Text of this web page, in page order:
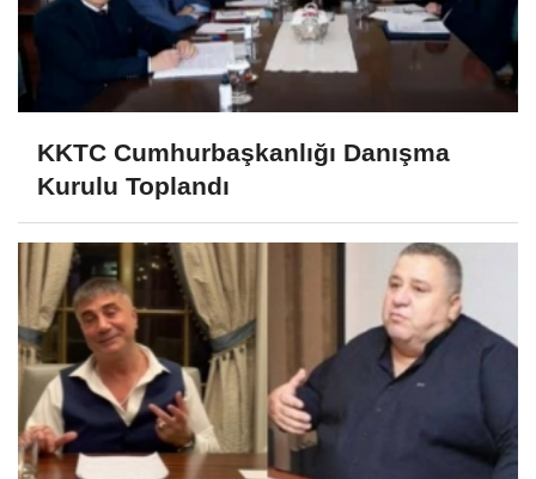
KKTC Cumhurbaşkanlığı Danışma
Kurulu Toplandı